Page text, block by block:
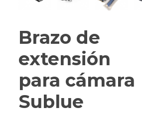
Brazo de
extensión
para cámara
Sublue